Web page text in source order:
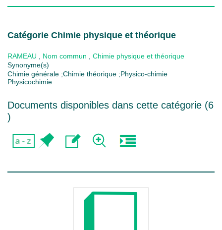
Catégorie Chimie physique et théorique
RAMEAU Nom commun
Chimie physique et théorique
Synonyme(s)
Chimie générale ;Chimie théorique ;Physico-chimie
Physicochimie
Documents disponibles dans cette catégorie (6
)